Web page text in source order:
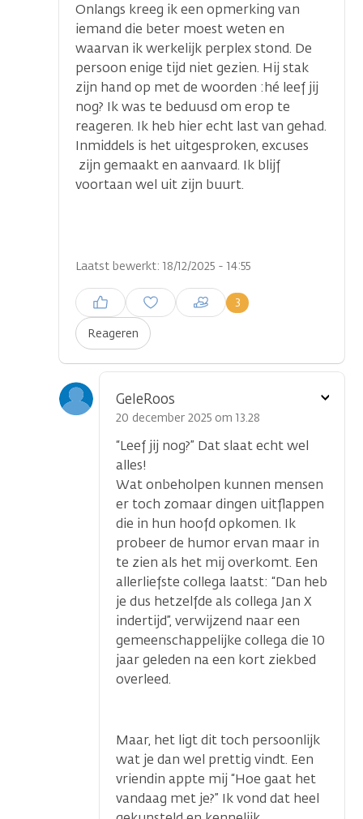
Onlangs kreeg ik een opmerking van
iemand die beter moest weten en
waarvan ik werkelijk perplex stond. De
persoon enige tijd niet gezien. Hij stak
zijn hand op met de woorden :hé leef jij
nog? Ik was te beduusd om erop te
reageren. Ik heb hier echt last van gehad.
Inmiddels is het uitgesproken, excuses
zijn gemaakt en aanvaard. Ik blijf
voortaan wel uit zijn buurt.
Laatst bewerkt: 18/12/2025 - 14:55
Reageren
3
Inloggen om een reactie te
plaatsen
GeleRoos
20 december 2025 om 13.28
“Leef jij nog?” Dat slaat echt wel
alles!
Wat onbeholpen kunnen mensen
er toch zomaar dingen uitflappen
die in hun hoofd opkomen. Ik
probeer de humor ervan maar in
te zien als het mij overkomt. Een
allerliefste collega laatst: “Dan heb
je dus hetzelfde als collega Jan X
indertijd”, verwijzend naar een
gemeenschappelijke collega die 10
jaar geleden na een kort ziekbed
overleed.
Maar, het ligt dit toch persoonlijk
wat je dan wel prettig vindt. Een
vriendin appte mij “Hoe gaat het
vandaag met je?” Ik vond dat heel
Toon